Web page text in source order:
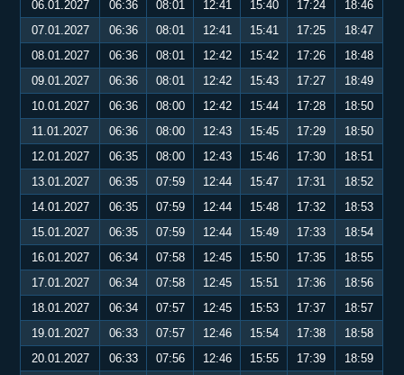
06.01.2027
06:36 08:01 12:41 15:40 17:24
18:46
07.01.2027
06:36 08:01 12:41 15:41 17:25
18:47
08.01.2027
06:36 08:01 12:42 15:42 17:26
18:48
09.01.2027
06:36 08:01 12:42 15:43 17:27
18:49
10.01.2027
06:36 08:00 12:42 15:44 17:28
18:50
11.01.2027
06:36 08:00 12:43 15:45 17:29
18:50
12.01.2027
06:35 08:00 12:43 15:46 17:30
18:51
13.01.2027
06:35 07:59 12:44 15:47 17:31
18:52
14.01.2027
06:35 07:59 12:44 15:48 17:32
18:53
15.01.2027
06:35 07:59 12:44 15:49 17:33
18:54
16.01.2027
06:34 07:58 12:45 15:50 17:35
18:55
17.01.2027
06:34 07:58 12:45 15:51 17:36
18:56
18.01.2027
06:34 07:57 12:45 15:53 17:37
18:57
19.01.2027
06:33 07:57 12:46 15:54 17:38
18:58
20.01.2027
06:33 07:56 12:46 15:55 17:39
18:59